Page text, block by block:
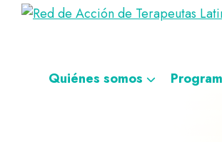
Saltar
navegación
principal
Saltar
Saltar
navegación
Terapeutas
terapeutas
Quiénes somos